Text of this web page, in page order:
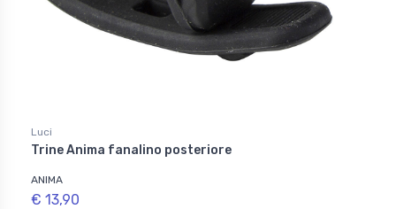
Luci
Trine Anima fanalino posteriore
ANIMA
€ 13,90